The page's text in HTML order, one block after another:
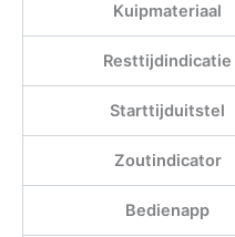
Kuipmateriaal
Resttijdindicatie
Starttijduitstel
Zoutindicator
Bedienapp